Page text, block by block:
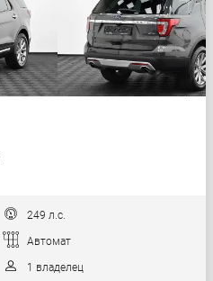
249 л.с.
Автомат
1 владелец